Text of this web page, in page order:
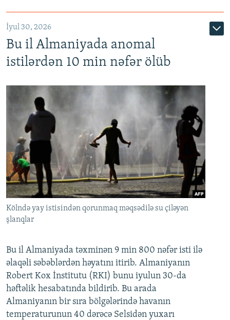
İyul 30, 2026
Bu il Almaniyada anomal
istilərdən 10 min nəfər ölüb
Kölndə yay istisindən qorunmaq məqsədilə su çiləyən
şlanqlar
Bu il Almaniyada təxminən 9 min 800 nəfər isti ilə
əlaqəli səbəblərdən həyatını itirib. Almaniyanın
Robert Kox İnstitutu (RKI) bunu iyulun 30-da
həftəlik hesabatında bildirib. Bu arada
Almaniyanın bir sıra bölgələrində havanın
temperaturunun 40 dərəcə Selsidən yuxarı